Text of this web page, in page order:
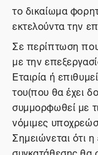
το δικαίωμα
εκτελούντα την
Σε περίπτωση
με την
Εταιρία ή
του(που θα έχει
συμμορφωθεί με
νόμιμες
Σημειώνεται ότι